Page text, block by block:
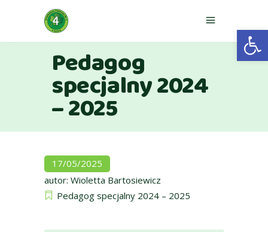
Pedagog
specjalny 2024
– 2025
17/05/2025
autor: Wioletta Bartosiewicz
Pedagog specjalny 2024 – 2025